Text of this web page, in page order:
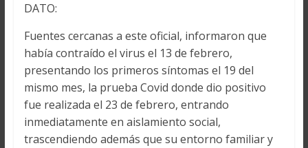
DATO:
Fuentes cercanas a este oficial, informaron que
había contraído el virus el 13 de febrero,
presentando los primeros síntomas el 19 del
mismo mes, la prueba Covid donde dio positivo
fue realizada el 23 de febrero, entrando
inmediatamente en aislamiento social,
trascendiendo además que su entorno familiar y